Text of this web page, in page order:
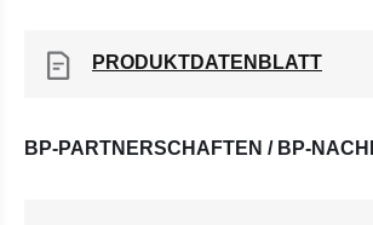
PRODUKTDATENBLATT
BP-PARTNERSCHAFTEN / BP-